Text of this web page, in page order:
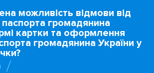
можливість відмови від
громадянина
картки та оформлення
громадянина України у